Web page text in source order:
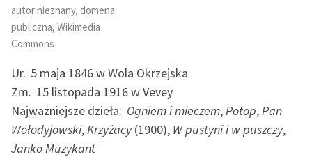
Dane fundacji i
sprawozdania finansowe
Informacja o treściach
wrażliwych
Deklaracja dostępności
autor nieznany, domena
publiczna, Wikimedia
Commons
Ur. 5 maja 1846 w Wola Okrzejska
Zm. 15 listopada 1916 w Vevey
Najważniejsze dzieła: Ogniem i mieczem,Potop,Pan
Wołodyjowski,Krzyżacy(1900), W pustyni i w puszczy,
Janko Muzykant